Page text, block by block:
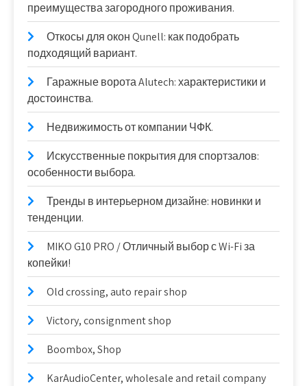
преимущества загородного проживания.
Откосы для окон Qunell: как подобрать
подходящий вариант.
Гаражные ворота Alutech: характеристики и
достоинства.
Недвижимость от компании ЧФК.
Искусственные покрытия для спортзалов:
особенности выбора.
Тренды в интерьерном дизайне: новинки и
тенденции.
MIKO G10 PRO / Отличный выбор с Wi-Fi за
копейки!
Old crossing, auto repair shop
Victory, consignment shop
Boombox, Shop
KarAudioCenter, wholesale and retail company